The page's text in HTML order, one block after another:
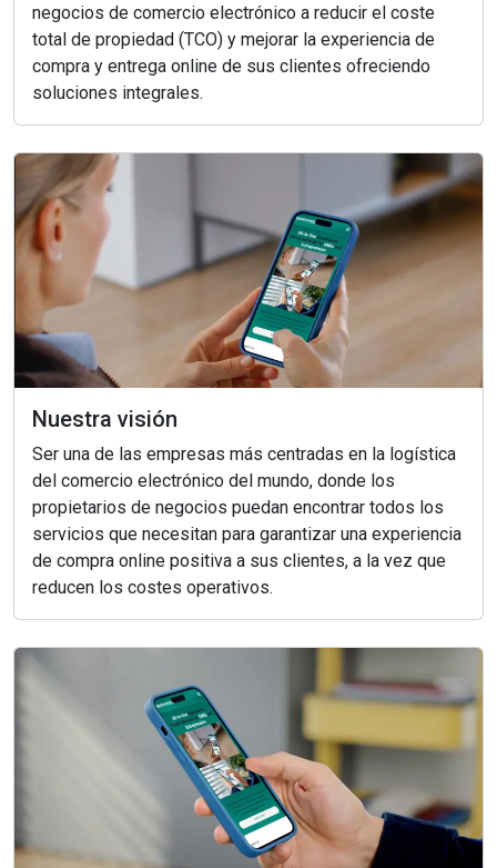
negocios de comercio electrónico a reducir el coste
total de propiedad (TCO) y mejorar la experiencia de
compra y entrega online de sus clientes ofreciendo
soluciones integrales.
Nuestra visión
Ser una de las empresas más centradas en la logística
del comercio electrónico del mundo, donde los
propietarios de negocios puedan encontrar todos los
servicios que necesitan para garantizar una experiencia
de compra online positiva a sus clientes, a la vez que
reducen los costes operativos.